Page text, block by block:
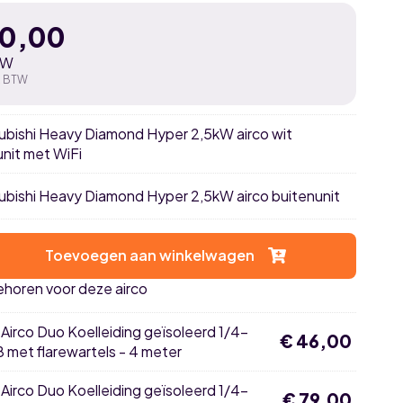
BTW
Heavy Diamond Hyper 2,5kW airco wit
met WiFi
Heavy Diamond Hyper 2,5kW airco buitenunit
Toevoegen aan winkelwagen
voor deze airco
Airco Duo Koelleiding geïsoleerd 1/4-
met flarewartels - 4 meter
€ 46,00
Airco Duo Koelleiding geïsoleerd 1/4-